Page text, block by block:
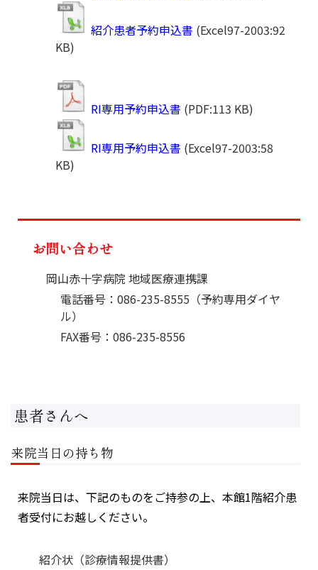
紹介患者予約申込書 (Excel97-2003:92
KB)
RI専用予約申込書 (PDF:113 KB)
RI専用予約申込書 (Excel97-2003:58
KB)
お問い合わせ
岡山赤十字病院 地域医療連携課
電話番号：086-235-8555（予約専用ダイヤ
ル）
FAX番号：086-235-8556
患者さんへ
来院当日の持ち物
来院当日は、下記のものをご持参の上、本館1階紹介患
者受付にお越しください。
紹介状（診療情報提供書）